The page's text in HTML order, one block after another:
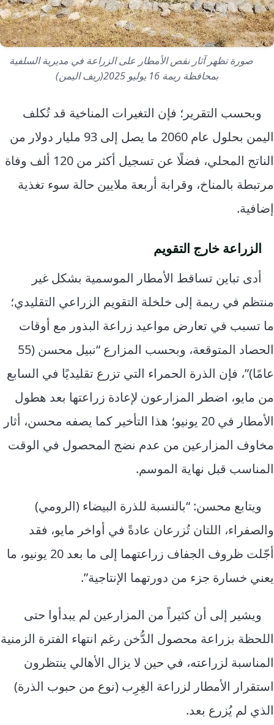
صورة تظهر آثار نقص الأمطار على الزراعة في مديرية السلفية
بمحافظة ريمة 16 يوليو 2025(ريف اليمن)
وبحسب التقرير؛ فإن التغيرات المناخية قد تُكلف
اليمن بحلول عام 2060 ما يصل إلى 93 مليار دولار من
الناتج المحلي، فضلًا عن تسجيل أكثر من 120 ألف وفاة
مرتبطة بالمناخ، وقرابة أربعة ملايين حالة سوء تغذية
إضافية.
الزراعة خارج التقويم
أدى تباين تساقط الأمطار الموسمية بشكل غير
منتظم في ريمة إلى خلخلة التقويم الزراعي التقليدي؛
ما تسبب في تعارض مواعيد زراعة البذور مع أوقات
الحصاد المتوقعة، وبحسب المزارع “نبيل محسن (55
عامًا)”، فإن الذرة الحمراء التي تزرع تقليديًا في السابع
من مايو، اضطر المزارعون لإعادة زراعتها بعد هطول
الأمطار في 20 يونيو؛ هذا التأخير كما يصفه محسن، أثار
مخاوف المزارعين من عدم نضج المحصول في الوقت
المناسب قبل نهاية الموسم.
ويتابع محسن: “بالنسبة للذرة البيضاء (الرومي)
والصفراء، اللتان تُزرعان عادةً في أواخر مايو، فقد
أجّلت ظروف الجفاف زراعتهما إلى ما بعد 20 يونيو، ما
يعني خسارة جزء من دورتهما الإنتاجية”.
ويشير إلى أن كثيراً من المزارعين لم يبدأوا حتى
اللحظة بزراعة محصول الدُّخن رغم انتهاء الفترة الزمنية
المناسبة لزراعته، في حين لا يزال الأهالي ينتظرون
استقرار الأمطار لزراعة الغِرِب (نوع من حبوب الذرة)
الذي لم يُزرع بعد.